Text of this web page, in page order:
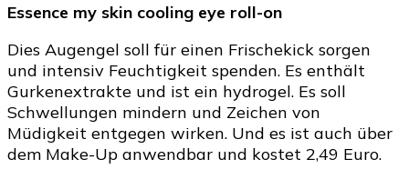
Essence my skin cooling eye roll-on
Dies Augengel soll für einen Frischekick sorgen
und intensiv Feuchtigkeit spenden. Es enthält
Gurkenextrakte und ist ein hydrogel. Es soll
Schwellungen mindern und Zeichen von
Müdigkeit entgegen wirken. Und es ist auch über
dem Make-Up anwendbar und kostet 2,49 Euro.